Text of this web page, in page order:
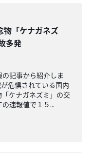
物「ケナガネズ
多発
記事から紹介しま
危惧されている国内
ケナガネズミ」の交
速報値で１５...